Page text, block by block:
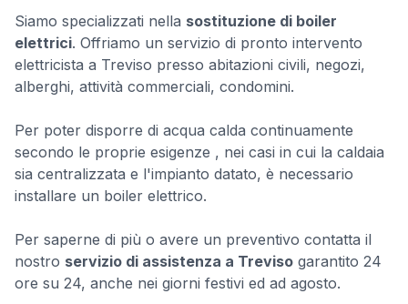
Siamo specializzati nella sostituzione di boiler
elettrici. Offriamo un servizio di pronto intervento
elettricista a Treviso presso abitazioni civili, negozi,
alberghi, attività commerciali, condomini.
Per poter disporre di acqua calda continuamente
secondo le proprie esigenze , nei casi in cui la caldaia
sia centralizzata e l'impianto datato, è necessario
installare un boiler elettrico.
Per saperne di più o avere un preventivo contatta il
nostro servizio di assistenza a Treviso garantito 24
ore su 24, anche nei giorni festivi ed ad agosto.